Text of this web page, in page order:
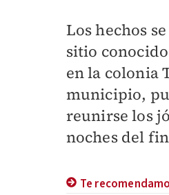
Los hechos
sitio
en la colonia
municipio,
reunirse los
noches del
Te